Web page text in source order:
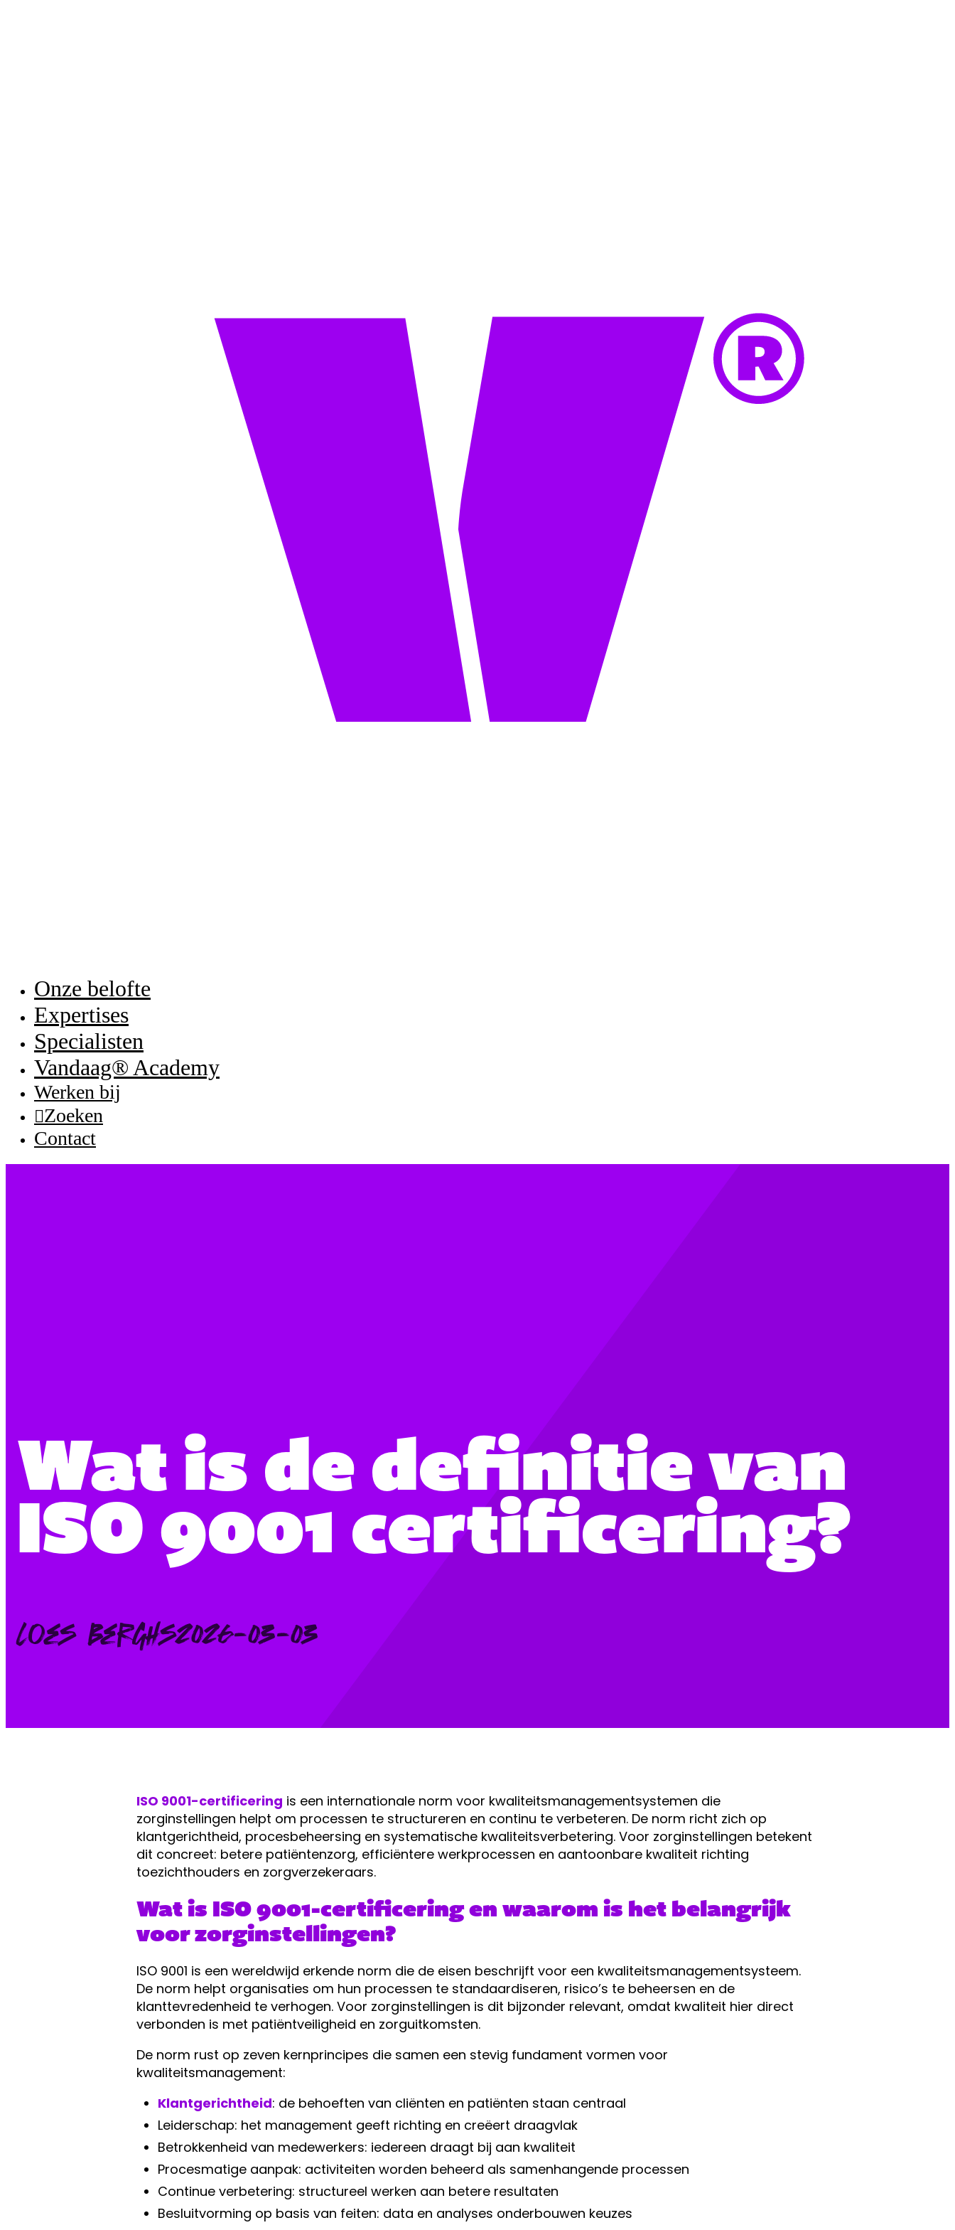
Onze belofte
Expertises
Specialisten
Vandaag® Academy
Werken bij
Zoeken
Contact
Wat is de definitie van
ISO 9001 certificering?
Posted
by:
Loes Berghs2026-03-03
ISO 9001-certificering is een internationale norm voor kwaliteitsmanagementsystemen die
zorginstellingen helpt om processen te structureren en continu te verbeteren. De norm richt zich op
klantgerichtheid, procesbeheersing en systematische kwaliteitsverbetering. Voor zorginstellingen betekent
dit concreet: betere patiëntenzorg, efficiëntere werkprocessen en aantoonbare kwaliteit richting
toezichthouders en zorgverzekeraars.
Wat is ISO 9001-certificering en waarom is het belangrijk
voor zorginstellingen?
ISO 9001 is een wereldwijd erkende norm die de eisen beschrijft voor een kwaliteitsmanagementsysteem.
De norm helpt organisaties om hun processen te standaardiseren, risico’s te beheersen en de
klanttevredenheid te verhogen. Voor zorginstellingen is dit bijzonder relevant, omdat kwaliteit hier direct
verbonden is met patiëntveiligheid en zorguitkomsten.
De norm rust op zeven kernprincipes die samen een stevig fundament vormen voor
kwaliteitsmanagement:
Klantgerichtheid: de behoeften van cliënten en patiënten staan centraal
Leiderschap: het management geeft richting en creëert draagvlak
Betrokkenheid van medewerkers: iedereen draagt bij aan kwaliteit
Procesmatige aanpak: activiteiten worden beheerd als samenhangende processen
Continue verbetering: structureel werken aan betere resultaten
Besluitvorming op basis van feiten: data en analyses onderbouwen keuzes